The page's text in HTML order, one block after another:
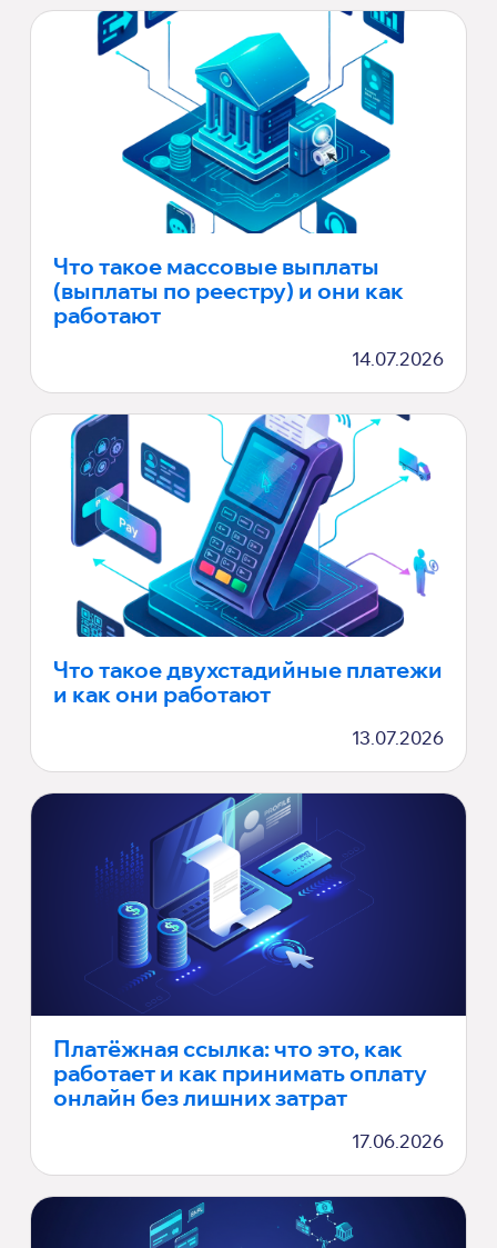
Что такое массовые выплаты
(выплаты по реестру) и они как
работают
14.07.2026
Что такое двухстадийные платежи
и как они работают
13.07.2026
Платёжная ссылка: что это, как
работает и как принимать оплату
онлайн без лишних затрат
17.06.2026